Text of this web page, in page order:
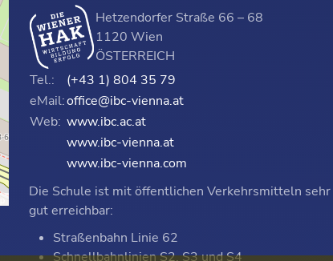
Hetzendorfer Straße 66 – 68
1120 Wien
ÖSTERREICH
Tel.:
(+43 1) 804 35 79
eMail:office@ibc-vienna.at
Web: www.ibc.ac.at
www.ibc-vienna.at
www.ibc-vienna.com
Die Schule ist mit öffentlichen Verkehrsmitteln sehr
gut erreichbar:
Straßenbahn Linie 62
Schnellbahnlinien S2, S3 und S4